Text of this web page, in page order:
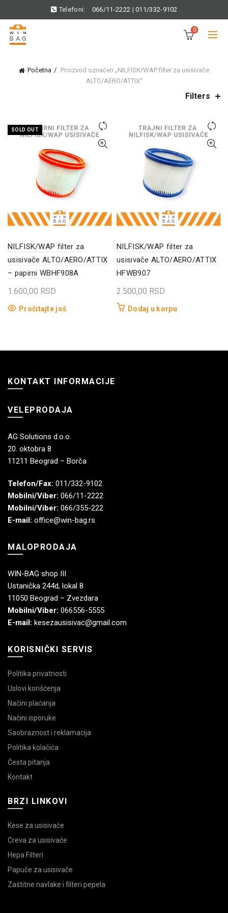
Telefoni: 066/11-2222 |011/332-9102
0
Početna
Proizvod označen „NILFISK/WAP filter za usisivače
ALTO/AERO/ATTIX“
Filters
SOLD OUT
NILFISK/WAP filter za
usisivače ALTO/AERO/ATTIX
– papirni WBHF908A
1.600,00 RSD
Pročitajte još
NILFISK/WAP filter za
usisivače ALTO/AERO/ATTIX
HFWB907
2.500,00 RSD
Dodaj u korpu
KONTAKT INFORMACIJE
VELEPRODAJA
AG Solutions d.o.o.
20. oktobra 8
11211 Beograd – Borča
Telefon/Fax: 011/332-9102
Mobilni/Viber: 066/11-2222
Mobilni/Viber: 066/355-222
E-mail: office@win-bag.rs
MALOPRODAJA
WIN-BAG shop III
Ustanička 244d, lokal 8
11050 Beograd – Zvezdara
Mobilni/Viber: 066556-5555
E-mail: kesezausisivac@gmail.com
KORISNIČKI SERVIS
Politika privatnosti
Uslovi korišćenja
Načini plaćanja
Načini isporuke
Saobraznost i reklamacija
Politika kolačića
Česta pitanja
Kontakt
BRZI LINKOVI
Kese za usisivače
Creva za usisivače
Hepa Filteri
Papuče za usisivače
Zaštitne navlake i filteri pepela